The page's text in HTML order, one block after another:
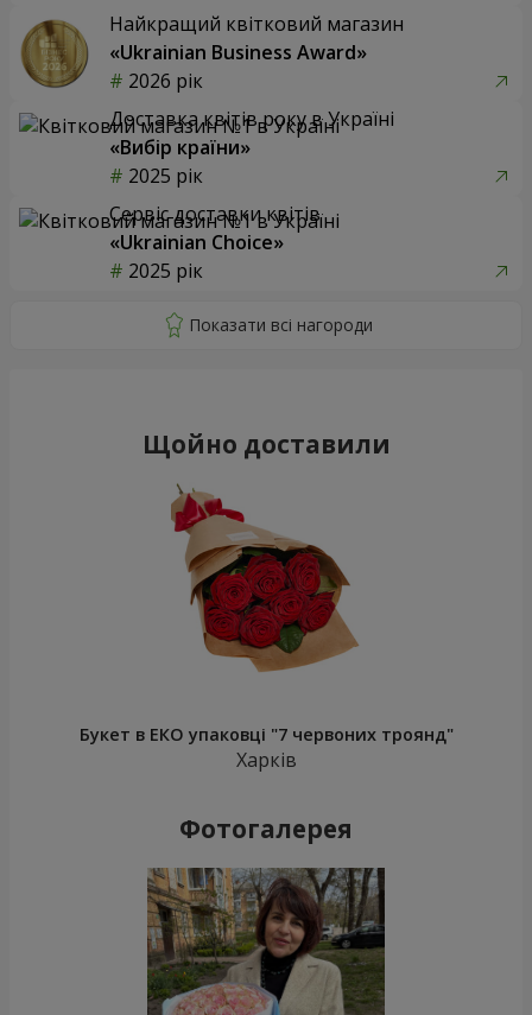
Найкращий квітковий магазин
«Ukrainian Business Award»
2026 рік
Доставка квітів року в Україні
«Вибір країни»
2025 рік
Сервіс доставки квітів
«Ukrainian Choice»
2025 рік
Щойно доставили
Букет в ЕКО упаковці "7 червоних троянд"
Харків
Фотогалерея